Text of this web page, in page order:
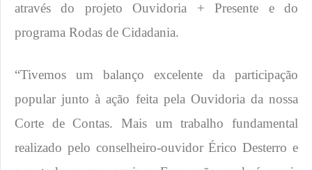
através do projeto Ouvidoria + Presente e do
programa Rodas de Cidadania.
“Tivemos um balanço excelente da participação
popular junto à ação feita pela Ouvidoria da nossa
Corte de Contas. Mais um trabalho fundamental
realizado pelo conselheiro-ouvidor Érico Desterro e